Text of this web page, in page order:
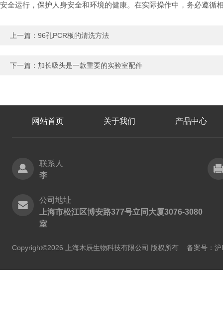
安全运行，保护人身安全和环境的健康。在实际操作中，务必遵
上一篇： 96孔PCR板的清洗方法
下一篇： 加长吸头是一款重要的实验室配件
网站首页 关于我们 产品中心
联系人
李
公司地址
上海市松江区博安路377号立同大厦3076-3080
室
Copyright©2026 上海木辰生物科技有限公司 版权所有 备案号：